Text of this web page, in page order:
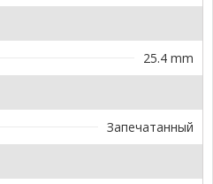
25.4 mm
Запечатанный